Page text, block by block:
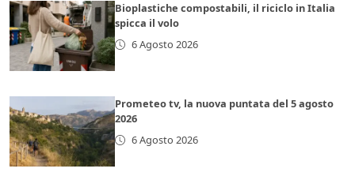
Bioplastiche compostabili, il riciclo in Italia
spicca il volo
6 Agosto 2026
Prometeo tv, la nuova puntata del 5 agosto
2026
6 Agosto 2026